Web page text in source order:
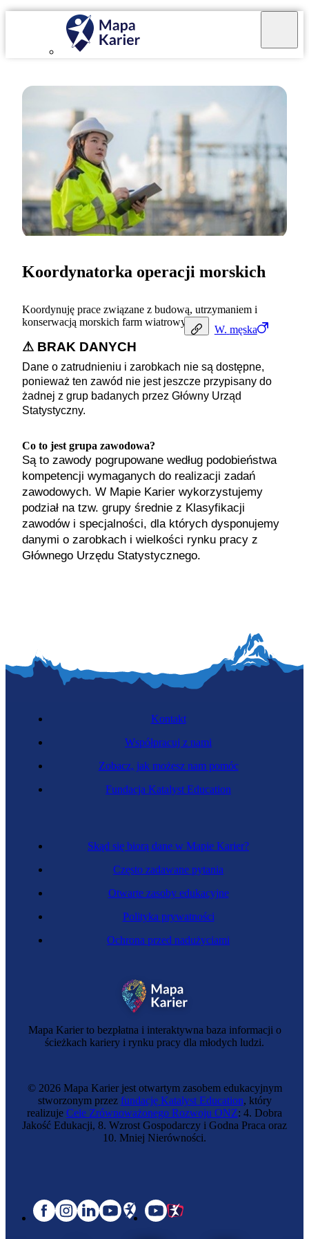
W. męska
Koordynatorka operacji morskich
Koordynuję prace związane z budową, utrzymaniem i
konserwacją morskich farm wiatrowych.
⚠ BRAK DANYCH
Dane o zatrudnieniu i zarobkach nie są dostępne,
ponieważ ten zawód nie jest jeszcze przypisany do
żadnej z grup badanych przez Główny Urząd
Statystyczny.
Co to jest grupa zawodowa?
Są to zawody pogrupowane według podobieństwa
kompetencji wymaganych do realizacji zadań
zawodowych. W Mapie Karier wykorzystujemy
podział na tzw. grupy średnie z Klasyfikacji
zawodów i specjalności, dla których dysponujemy
danymi o zarobkach i wielkości rynku pracy z
Głównego Urzędu Statystycznego.
Mapa Karier to bezpłatna i interaktywna baza informacji o
ścieżkach kariery i rynku pracy dla młodych ludzi.
Skąd się biorą dane w Mapie Karier?
Często zadawane pytania
Otwarte zasoby edukacyjne
Polityka prywatności
Ochrona przed nadużyciami
Kontakt
Współpracuj z nami
Zobacz, jak możesz nam pomóc
Fundacja Katalyst Education
© 2026 Mapa Karier jest otwartym zasobem edukacyjnym
stworzonym przez fundację Katalyst Education, który
realizuje Cele Zrównoważonego Rozwoju ONZ: 4. Dobra
Jakość Edukacji, 8. Wzrost Gospodarczy i Godna Praca oraz
10. Mniej Nierówności.